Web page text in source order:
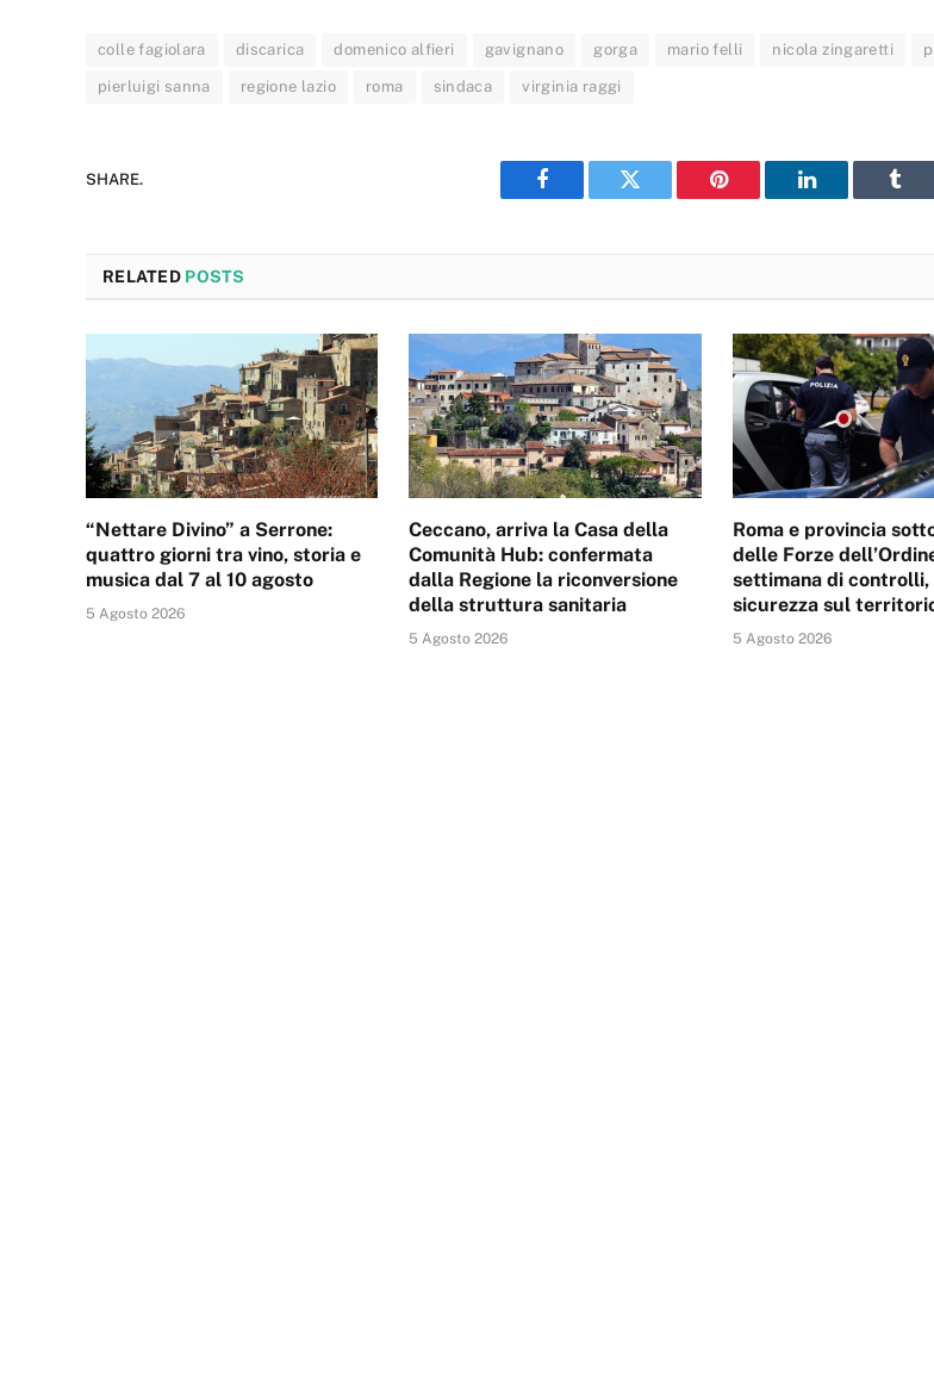
colle fagiolara discarica domenico alfieri gavignano gorga mario felli nicola zingaretti
pierluigi sanna regione lazio roma sindaca virginia raggi
SHARE.
Facebook Twitter Pinterest LinkedIn
RELATED POSTS
“Nettare Divino” a Serrone:
quattro giorni tra vino, storia e
musica dal 7 al 10 agosto
5 Agosto 2026
Ceccano, arriva la Casa della
Comunità Hub: confermata
dalla Regione la riconversione
della struttura sanitaria
5 Agosto 2026
Roma e provincia
delle Forze
settimana di
sicurezza sul
5 Agosto 2026